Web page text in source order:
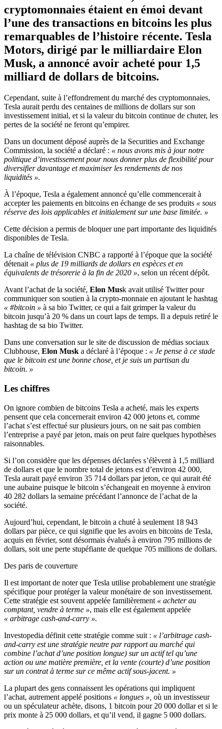
cryptomonnaies étaient en émoi devant
l’une des transactions en bitcoins les plus
remarquables de l’histoire récente. Tesla
Motors, dirigé par le milliardaire Elon
Musk, a annoncé avoir acheté pour 1,5
milliard de dollars de bitcoins.
Cependant, suite à l’effondrement du marché des cryptomonnaies,
Tesla aurait perdu des centaines de millions de dollars sur son
investissement initial, et si la valeur du bitcoin continue de chuter, les
pertes de la société ne feront qu’empirer.
Dans un document déposé auprès de la Securities and Exchange
Commission, la société a déclaré : « nous avons mis à jour notre
politique d’investissement pour nous donner plus de flexibilité pour
diversifier davantage et maximiser les rendements de nos
liquidités ».
À l’époque, Tesla a également annoncé qu’elle commencerait à
accepter les paiements en bitcoins en échange de ses produits « sous
réserve des lois applicables et initialement sur une base limitée. »
Cette décision a permis de bloquer une part importante des liquidités
disponibles de Tesla.
La chaîne de télévision CNBC a rapporté à l’époque que la société
détenait « plus de 19 milliards de dollars en espèces et en
équivalents de trésorerie à la fin de 2020 », selon un récent dépôt.
Avant l’achat de la société, Elon Musk avait utilisé Twitter pour
communiquer son soutien à la crypto-monnaie en ajoutant le hashtag
« #bitcoin » à sa bio Twitter, ce qui a fait grimper la valeur du
bitcoin jusqu’à 20 % dans un court laps de temps. Il a depuis retiré le
hashtag de sa bio Twitter.
Dans une conversation sur le site de discussion de médias sociaux
Clubhouse, Elon Musk a déclaré à l’époque : « Je pense à ce stade
que le bitcoin est une bonne chose, et je suis un partisan du
bitcoin. »
Les chiffres
On ignore combien de bitcoins Tesla a acheté, mais les experts
pensent que cela concernerait environ 42 000 jetons et, comme
l’achat s’est effectué sur plusieurs jours, on ne sait pas combien
l’entreprise a payé par jeton, mais on peut faire quelques hypothèses
raisonnables.
Si l’on considère que les dépenses déclarées s’élèvent à 1,5 milliard
de dollars et que le nombre total de jetons est d’environ 42 000,
Tesla aurait payé environ 35 714 dollars par jeton, ce qui aurait été
une aubaine puisque le bitcoin s’échangeait en moyenne à environ
40 282 dollars la semaine précédant l’annonce de l’achat de la
société.
Aujourd’hui, cependant, le bitcoin a chuté à seulement 18 943
dollars par pièce, ce qui signifie que les avoirs en bitcoins de Tesla,
acquis en février, sont désormais évalués à environ 795 millions de
dollars, soit une perte stupéfiante de quelque 705 millions de dollars.
Des paris de couverture
Il est important de noter que Tesla utilise probablement une stratégie
spécifique pour protéger la valeur monétaire de son investissement.
Cette stratégie est souvent appelée familièrement « acheter au
comptant, vendre à terme », mais elle est également appelée
« arbitrage cash-and-carry ».
Investopedia définit cette stratégie comme suit : « l’arbitrage cash-
and-carry est une stratégie neutre par rapport au marché qui
combine l’achat d’une position longue) sur un actif tel qu’une
action ou une matière première, et la vente (courte) d’une position
sur un contrat à terme sur ce même actif sous-jacent. »
La plupart des gens connaissent les opérations qui impliquent
l’achat, autrement appelé positions « longues », où un investisseur
ou un spéculateur achète, disons, 1 bitcoin pour 20 000 dollar et si le
prix monte à 25 000 dollars, et qu’il vend, il gagne 5 000 dollars.